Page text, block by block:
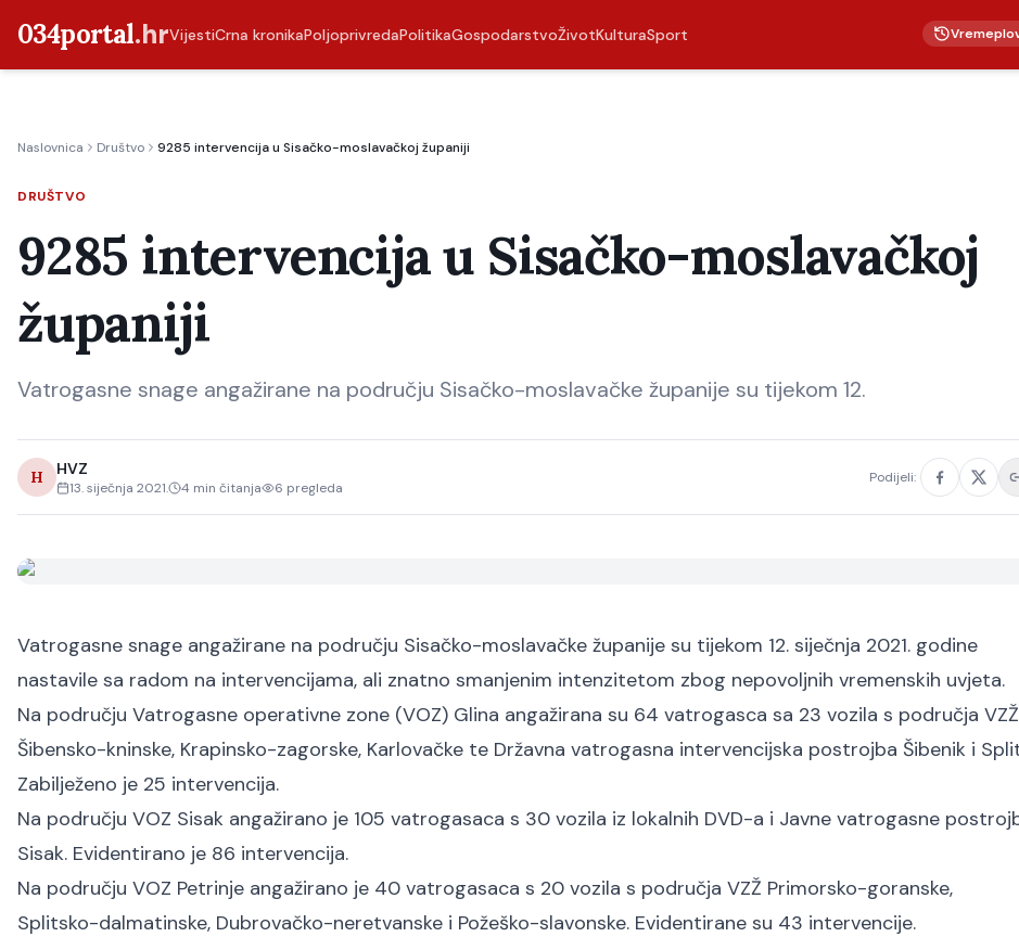
034portal.hrVijestiCrna kronikaPoljoprivredaPolitikaGospodarstvoŽivotKulturaSport
Naslovnica Društvo 9285 intervencija u Sisačko-moslavačkoj županiji
DRUŠTVO
9285 intervencija u Sisačko-moslavačkoj
županiji
Vatrogasne snage angažirane na području Sisačko-moslavačke županije su tijekom 12.
H HVZ
13. siječnja 2021. 4 min čitanja 6 pregleda
Podijeli:
Vatrogasne snage angažirane na području Sisačko-moslavačke županije su tijekom 12. siječnja 2021. godine
nastavile sa radom na intervencijama, ali znatno smanjenim intenzitetom zbog nepovoljnih vremenskih uvjeta.
Na području Vatrogasne operativne zone (VOZ) Glina angažirana su 64 vatrogasca sa 23 vozila s područja VZŽ
Šibensko-kninske, Krapinsko-zagorske, Karlovačke te Državna vatrogasna intervencijska postrojba Šibenik i
Zabilježeno je 25 intervencija.
Na području VOZ Sisak angažirano je 105 vatrogasaca s 30 vozila iz lokalnih DVD-a i Javne vatrogasne
Sisak. Evidentirano je 86 intervencija.
Na području VOZ Petrinje angažirano je 40 vatrogasaca s 20 vozila s područja VZŽ Primorsko-goranske,
Splitsko-dalmatinske, Dubrovačko-neretvanske i Požeško-slavonske. Evidentirane su 43 intervencije.